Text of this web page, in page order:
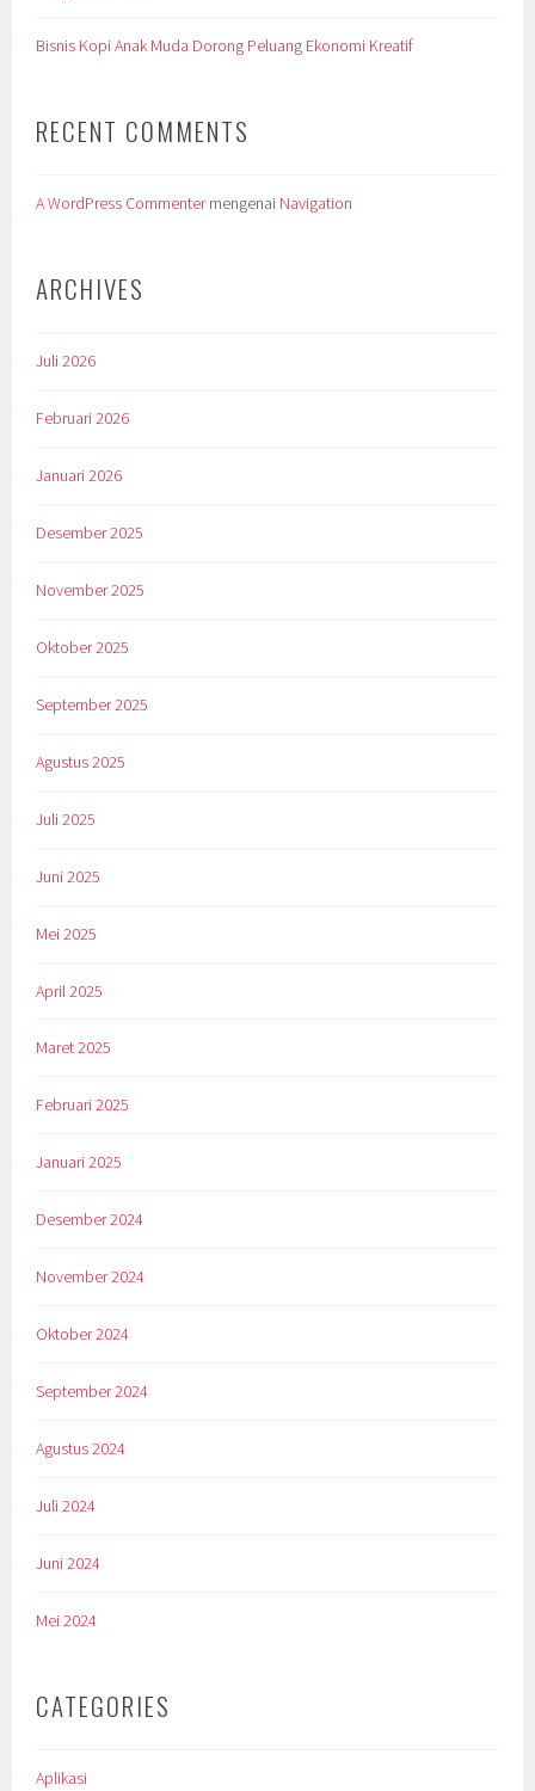
Bisnis Kopi Anak Muda Dorong Peluang Ekonomi Kreatif
RECENT COMMENTS
A WordPress Commentermengenai Navigation
ARCHIVES
Juli 2026
Februari 2026
Januari 2026
Desember 2025
November 2025
Oktober 2025
September 2025
Agustus 2025
Juli 2025
Juni 2025
Mei 2025
April 2025
Maret 2025
Februari 2025
Januari 2025
Desember 2024
November 2024
Oktober 2024
September 2024
Agustus 2024
Juli 2024
Juni 2024
Mei 2024
CATEGORIES
Aplikasi